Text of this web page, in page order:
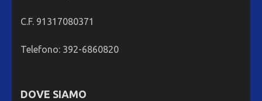
C.F. 91317080371
Telefono: 392-6860820
DOVE SIAMO